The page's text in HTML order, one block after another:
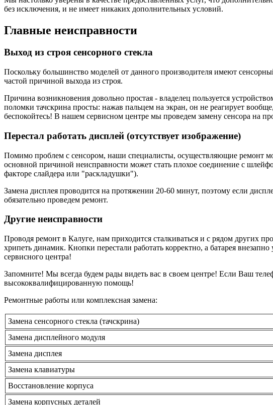
без исключения, и не имеет никаких дополнительных условий.
Главные неисправности
Выход из строя сенсорного стекла
Поскольку большинство моделей от данного производителя имеют
частой причиной выхода из строя.
Причина возникновения довольно простая - владелец пользуется
поломки тачскрина просты: нажав пальцем на экран, он не реагирует
беспокойтесь! В нашем сервисном центре мы проведем замену сенсора на
Перестал работать дисплей (отсутствует изображение)
Помимо проблем с сенсором, наши специалисты, осуществляющие ремонт
основной причиной неисправности может стать плохое соединение с
факторе слайдера или "раскладушки").
Замена дисплея проводится на протяжении 20-60 минут, поэтому если
обязательно проведем ремонт.
Другие неисправности
Проводя ремонт в Калуге, нам приходится сталкиваться и с рядом других
хрипеть динамик. Кнопки перестали работать корректно, а батарея
сервисного центра!
Запомните! Мы всегда будем рады видеть вас в своем центре! Если Ваш
высококвалифицированную помощь!
Ремонтные работы или комплексная замена:
Замена сенсорного стекла (тачскрина)
Замена дисплейного модуля
Замена дисплея
Замена клавиатуры
Восстановление корпуса
Замена корпусных деталей